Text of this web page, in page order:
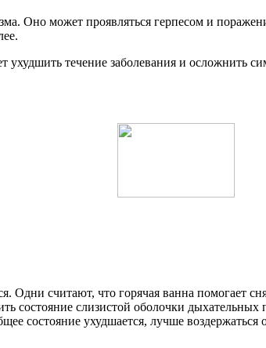
Оно может проявляться герпесом и
ухудшить течение заболевания и осложнить
Одни считают, что горячая ванна помогает
состояние слизистой оболочки
состояние ухудшается, лучше